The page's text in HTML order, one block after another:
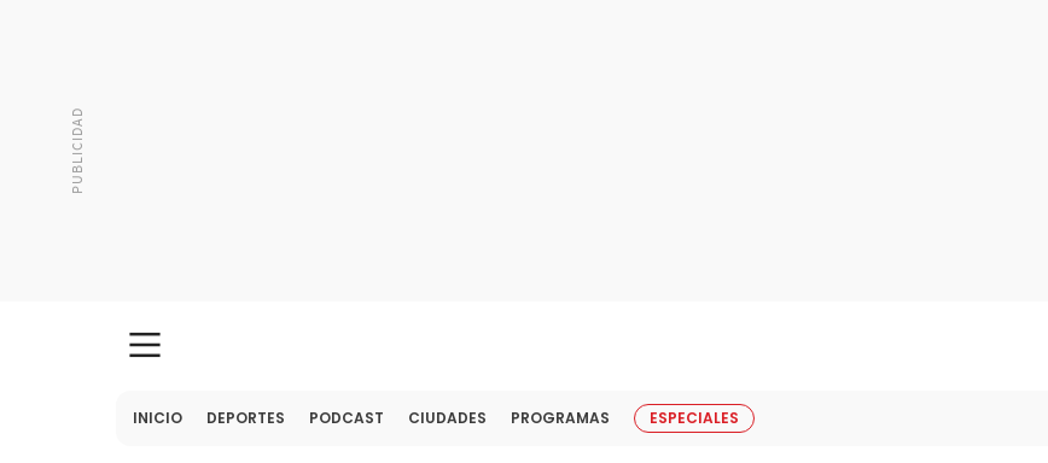
INICIO DEPORTES PODCAST CIUDADES PROGRAMAS ESPECIALES